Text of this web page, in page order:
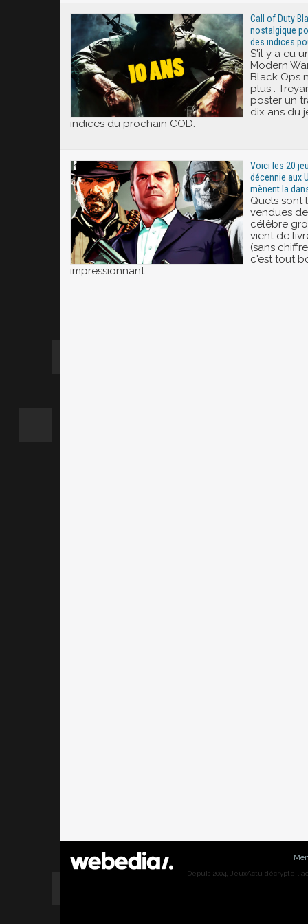
Call of Duty
nostalgique
des indices
S'il y a eu
Modern
Black Ops
plus :
poster un
dix ans du
indices du prochain COD.
Voici les 20
décennie aux
mènent la
Quels sont
vendues
célèbre
vient de
(sans
c'est tout
impressionnant.
Depuis 2004, JeuxActu décrypte